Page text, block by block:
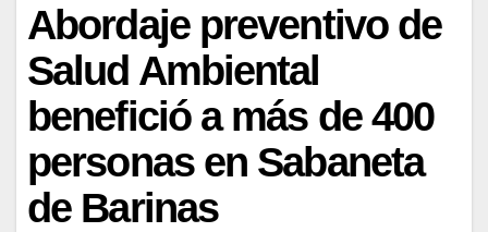
Abordaje preventivo de
Salud Ambiental
benefició a más de 400
personas en Sabaneta
de Barinas